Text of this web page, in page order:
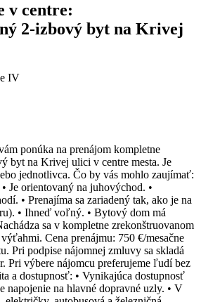
v centre:
2-izbový byt na Krivej
IV
ponúka na prenájom kompletne
byt na Krivej ulici v centre mesta. Je
jednotlivca. Čo by vás mohlo zaujímať:
Je orientovaný na juhovýchod. •
• Prenajíma sa zariadený tak, ako je na
• Ihneď voľný. • Bytový dom má
sa v kompletne zrekonštruovanom
Cena prenájmu: 750 €/mesačne
Pri podpise nájomnej zmluvy sa skladá
Pri výbere nájomcu preferujeme ľudí bez
a dostupnosť: • Vynikajúca dostupnosť
napojenie na hlavné dopravné uzly. • V